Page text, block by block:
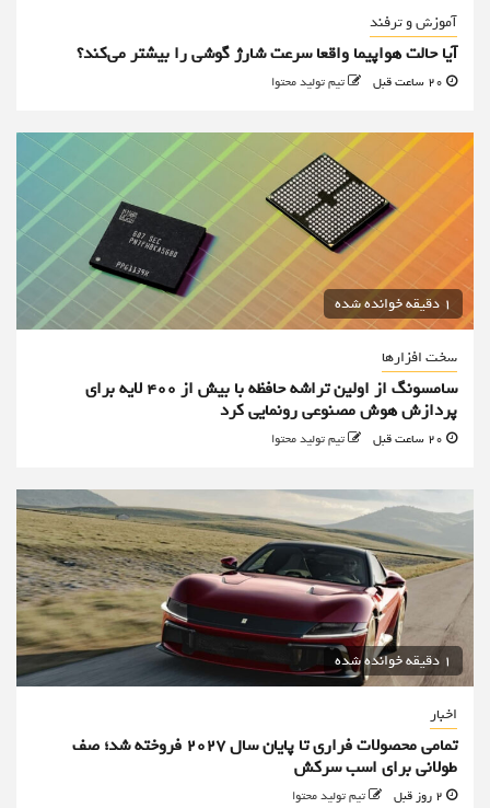
آموزش و ترفند
آیا حالت هواپیما واقعا سرعت شارژ گوشی را بیشتر می‌کند؟
تیم تولید محتوا
1 دقیقه خوانده شده
سخت افزارها
سامسونگ از اولین تراشه حافظه با بیش از ۴۰۰ لایه برای
پردازش هوش مصنوعی رونمایی کرد
تیم تولید محتوا
1 دقیقه خوانده شده
اخبار
تمامی محصولات فراری تا پایان سال ۲۰۲۷ فروخته شد؛ صف
طولانی برای اسب سرکش
تیم تولید محتوا